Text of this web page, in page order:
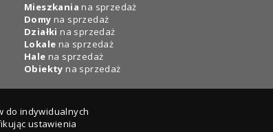
Mieszkania na sprzedaż
Domy na sprzedaż
Działki na sprzedaż
Lokale na sprzedaż
Hale na sprzedaż
Obiekty na sprzedaż
do indywidualnych
ustawienia